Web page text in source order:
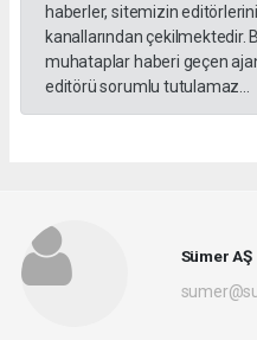
haberler, sitemizin
kanallarından çekilmektedir.
muhataplar haberi geçen
editörü sorumlu tutulamaz...
Sümer AŞ